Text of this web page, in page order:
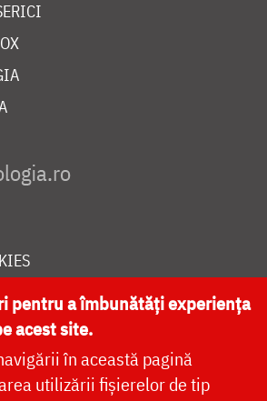
CATEDRALA NAȚIONALĂ
pentru a îmbunătăți experiența
acest site.
în această pagină
utilizării fișierelor de tip